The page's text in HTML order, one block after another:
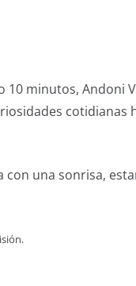
10 minutos, Andoni
cotidianas
una sonrisa,